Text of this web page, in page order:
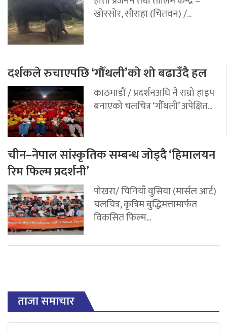
खोरसोर, सौराहा (चितवन) /...
दर्शकले रुचाएपछि ‘गौँथली’को शो बढाउँदै हल
काठमाडौं / प्रदर्शनअघि नै राम्रो हाइप
बनाएको चलचित्र ‘गौँथली’ अपेक्षित...
चीन–नेपाल सांस्कृतिक सम्बन्ध जोड्दै ‘हिमालयन
रिम फिल्म प्रदर्शनी’
पोखरा/ चिनियाँ वुसिया (मार्सल आर्ट)
चलचित्र, कृत्रिम बुद्धिमत्तामार्फत
विकसित फिल्म...
ताजा समाचार